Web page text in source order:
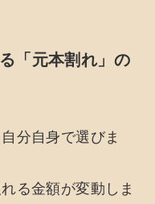
「元本割れ」の
分自身で選びま
る金額が変動しま